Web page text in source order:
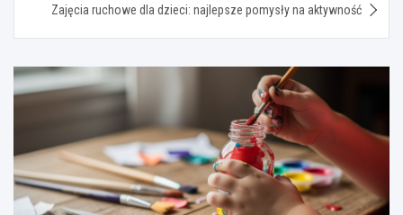
Zajęcia ruchowe dla dzieci: najlepsze pomysły na aktywność